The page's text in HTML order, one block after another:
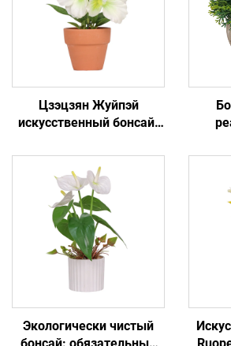
Цзэцзян Жуйпэй
искусственный бонсай:
низким уходом
Экологически чистый